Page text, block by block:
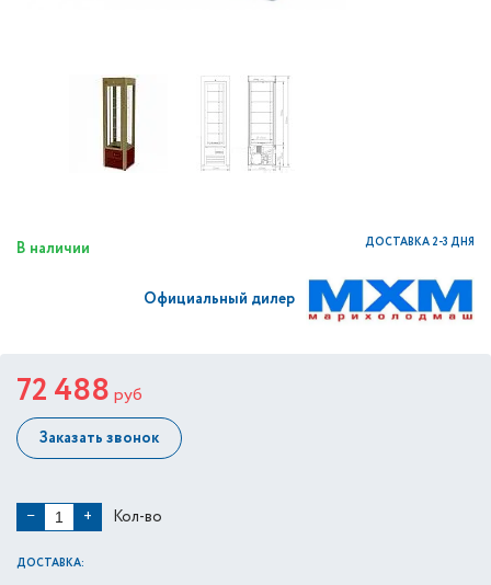
В наличии ДОСТАВКА 2-3 ДНЯ
Официальный дилер
72 488 руб
Заказать звонок
− + Кол-во
ДОСТАВКА: